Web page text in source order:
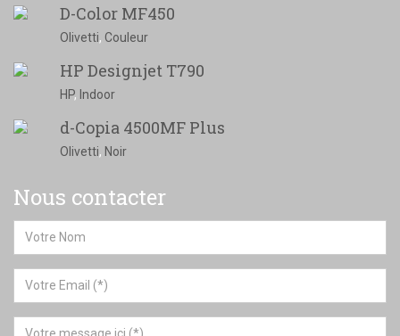
D-Color MF450
Olivetti, Couleur
HP Designjet T790
HP, Indoor
d-Copia 4500MF Plus
Olivetti, Noir
Nous contacter